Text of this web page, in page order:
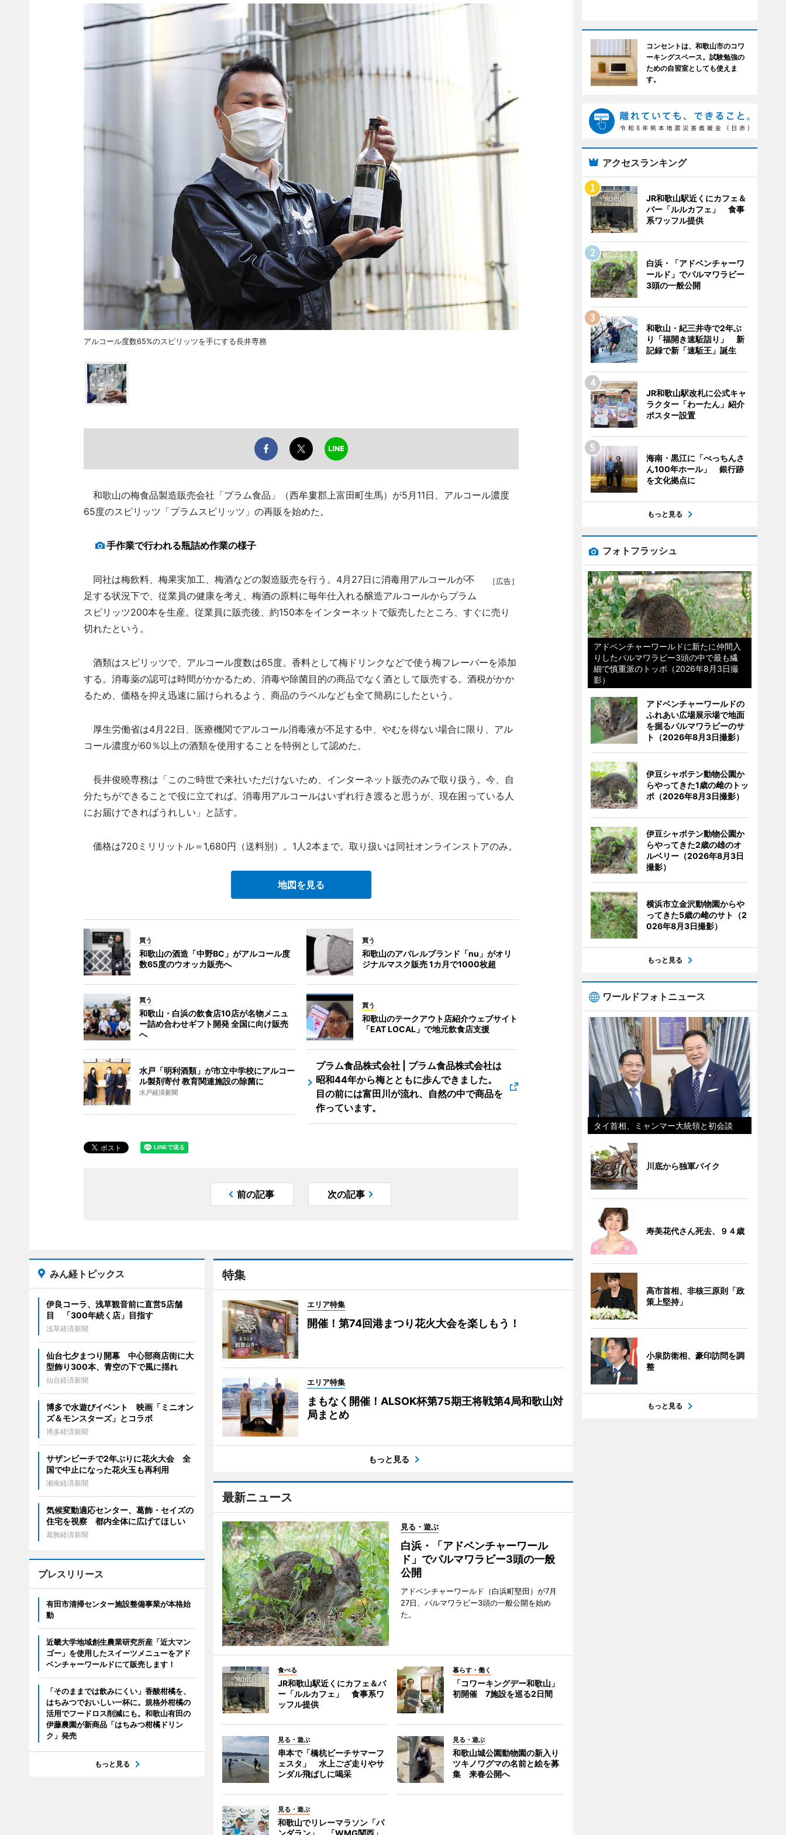
アルコール度数65%のスピリッツを手にする長井専務
和歌山の梅食品製造販売会社「プラム食品」（西牟婁郡上富田町生馬）が5月11日、アルコール濃度
65度のスピリッツ「プラムスピリッツ」の再販を始めた。
手作業で行われる瓶詰め作業の様子
［広告］
同社は梅飲料、梅果実加工、梅酒などの製造販売を行う。4月27日に消毒用アルコールが不
足する状況下で、従業員の健康を考え、梅酒の原料に毎年仕入れる醸造アルコールからプラム
スピリッツ200本を生産。従業員に販売後、約150本をインターネットで販売したところ、すぐに売り
切れたという。
酒類はスピリッツで、アルコール度数は65度。香料として梅ドリンクなどで使う梅フレーバーを添加
する。消毒薬の認可は時間がかかるため、消毒や除菌目的の商品でなく酒として販売する。酒税がかか
るため、価格を抑え迅速に届けられるよう、商品のラベルなども全て簡易にしたという。
厚生労働省は4月22日、医療機関でアルコール消毒液が不足する中、やむを得ない場合に限り、アル
コール濃度が60％以上の酒類を使用することを特例として認めた。
長井俊曉専務は「このご時世で来社いただけないため、インターネット販売のみで取り扱う。今、自
分たちができることで役に立てれば。消毒用アルコールはいずれ行き渡ると思うが、現在困っている人
にお届けできればうれしい」と話す。
価格は720ミリリットル＝1,680円（送料別）。1人2本まで。取り扱いは同社オンラインストアのみ。
地図を見る
買う
和歌山の酒造「中野BC」がアルコール度
数65度のウオッカ販売へ
買う
和歌山のアパレルブランド「nu」がオリ
ジナルマスク販売 1カ月で1000枚超
買う
和歌山・白浜の飲食店10店が名物メニュ
ー詰め合わせギフト開発 全国に向け販売
へ
買う
和歌山のテークアウト店紹介ウェブサイト
「EAT LOCAL」で地元飲食店支援
水戸「明利酒類」が市立中学校にアルコー
ル製剤寄付 教育関連施設の除菌に
水戸経済新聞
プラム食品株式会社 | プラム食品株式会社は
昭和44年から梅とともに歩んできました。
目の前には富田川が流れ、自然の中で商品を
作っています。
前の記事 次の記事
特集
エリア特集
開催！第74回港まつり花火大会を楽しもう！
エリア特集
まもなく開催！ALSOK杯第75期王将戦第4局和歌山対
局まとめ
もっと見る
最新ニュース
見る・遊ぶ
白浜・「アドベンチャーワール
ド」でパルマワラビー3頭の一般
公開
アドベンチャーワールド（白浜町堅田）が7月
27日、パルマワラビー3頭の一般公開を始め
た。
食べる
JR和歌山駅近くにカフェ＆バ
ー「ルルカフェ」 食事系ワ
ッフル提供
暮らす・働く
「コワーキングデー和歌山」
初開催 7施設を巡る2日間
見る・遊ぶ
串本で「橋杭ビーチサマーフ
ェスタ」 水上ござ走りやサ
ンダル飛ばしに喝采
見る・遊ぶ
和歌山城公園動物園の新入り
ツキノワグマの名前と絵を募
集 来春公開へ
見る・遊ぶ
和歌山でリレーマラソン「パ
ンダラン」 「WMG関西」
みん経トピックス
伊良コーラ、浅草観音前に直営5店舗
目 「300年続く店」目指す
浅草経済新聞
仙台七夕まつり開幕 中心部商店街に大
型飾り300本、青空の下で風に揺れ
仙台経済新聞
博多で水遊びイベント 映画「ミニオン
ズ＆モンスターズ」とコラボ
博多経済新聞
サザンビーチで2年ぶりに花火大会 全
国で中止になった花火玉も再利用
湘南経済新聞
気候変動適応センター、葛飾・セイズの
住宅を視察 都内全体に広げてほしい
葛飾経済新聞
プレスリリース
有田市清掃センター施設整備事業が本格始
動
近畿大学地域創生農業研究所産「近大マン
ゴー」を使用したスイーツメニューをアド
ベンチャーワールドにて販売します！
「そのままでは飲みにくい」香酸柑橘を、
はちみつでおいしい一杯に。規格外柑橘の
活用でフードロス削減にも。和歌山有田の
伊藤農園が新商品「はちみつ柑橘ドリン
ク」発売
もっと見る
コンセントは、和歌山市のコワ
ーキングスペース。試験勉強の
ための自習室としても使えま
す。
アクセスランキング
JR和歌山駅近くにカフェ＆
バー「ルルカフェ」 食事
系ワッフル提供
白浜・「アドベンチャーワ
ールド」でパルマワラビー
3頭の一般公開
和歌山・紀三井寺で2年ぶ
り「福開き速駈詣り」 新
記録で新「速駈王」誕生
JR和歌山駅改札に公式キャ
ラクター「わーたん」紹介
ポスター設置
海南・黒江に「べっちんさ
ん100年ホール」 銀行跡
を文化拠点に
もっと見る
フォトフラッシュ
アドベンチャーワールドに新たに仲間入
りしたパルマワラビー3頭の中で最も繊
細で慎重派のトッポ（2026年8月3日撮
影）
アドベンチャーワールドの
ふれあい広場展示場で地面
を掘るパルマワラビーのサ
ト（2026年8月3日撮影）
伊豆シャボテン動物公園か
らやってきた1歳の雌のトッ
ポ（2026年8月3日撮影）
伊豆シャボテン動物公園か
らやってきた2歳の雄のオ
ルベリー（2026年8月3日
撮影）
横浜市立金沢動物園からや
ってきた5歳の雌のサト（2
026年8月3日撮影）
もっと見る
ワールドフォトニュース
タイ首相、ミャンマー大統領と初会談
川底から独軍バイク
寿美花代さん死去、９４歳
高市首相、非核三原則「政
策上堅持」
小泉防衛相、豪印訪問を調
整
もっと見る